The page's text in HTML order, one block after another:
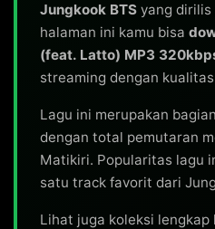
Jungkook BTS yang dirilis
halaman ini kamu bisa
(feat. Latto) MP3
streaming dengan
Lagu ini merupakan
dengan total pemutaran
Matikiri. Popularitas lagu
satu track favorit dari
Lihat juga koleksi lengkap